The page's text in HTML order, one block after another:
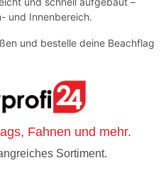
und Innenbereich.
und bestelle deine Beachflag
Fahnen und mehr.
Sortiment.